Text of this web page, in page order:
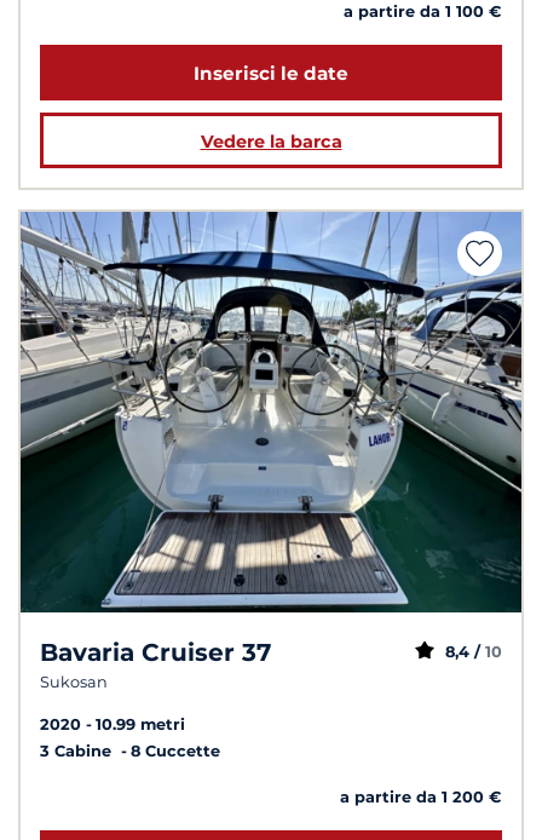
a partire da 1 100 €
Inserisci le date
Vedere la barca
Bavaria Cruiser 37
Sukosan
8,4 / 10
2020
10.99 metri
3 Cabine
8 Cuccette
a partire da 1 200 €